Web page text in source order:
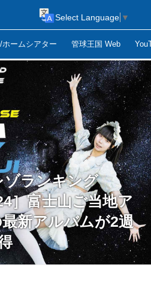
ホームシアター 管球王国 Web
Select Language ▼
ゾランキング
］富士山ご当地ア
新アルバムが2週